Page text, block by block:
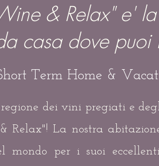
& Relax" e'la
casa dove puoi
Term Home &
dei vini pregiati e
Relax"! La nostra
mondo per i suoi